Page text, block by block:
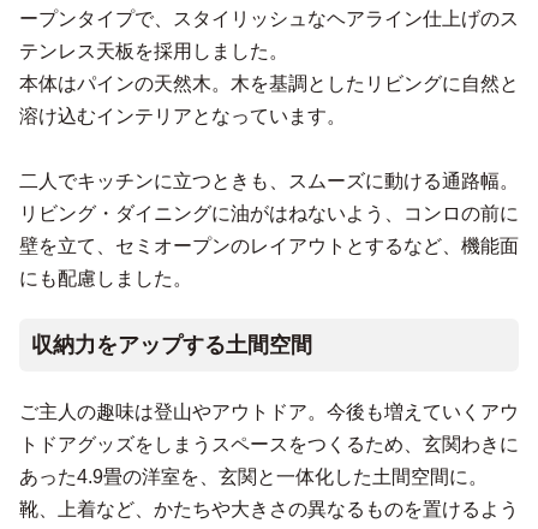
ープンタイプで、スタイリッシュなヘアライン仕上げのス
テンレス天板を採用しました。
本体はパインの天然木。木を基調としたリビングに自然と
溶け込むインテリアとなっています。
二人でキッチンに立つときも、スムーズに動ける通路幅。
リビング・ダイニングに油がはねないよう、コンロの前に
壁を立て、セミオープンのレイアウトとするなど、機能面
にも配慮しました。
収納力をアップする土間空間
ご主人の趣味は登山やアウトドア。今後も増えていくアウ
トドアグッズをしまうスペースをつくるため、玄関わきに
あった4.9畳の洋室を、玄関と一体化した土間空間に。
靴、上着など、かたちや大きさの異なるものを置けるよう